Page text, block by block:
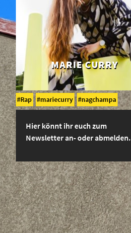
MARIE CURRY
Rap mariecurry nagchampa
Hier könnt ihr euch zum
Newsletter an- oder abmelden.